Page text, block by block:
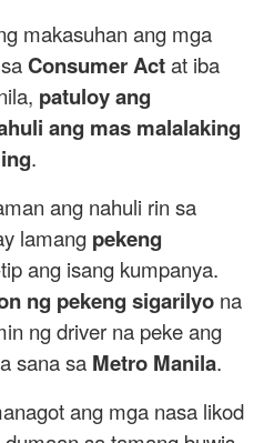
makasuhan ang mga
Consumer Actat iba
patuloy ang
ang mas malalaking
.
ang nahuli rin sa
lamang pekeng
ang isang kumpanya.
ng pekeng sigarilyo na
ng driver na peke ang
sana sa Metro Manila.
ang mga nasa likod